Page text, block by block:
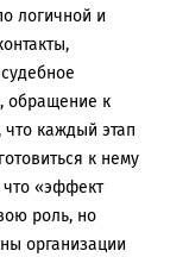
логичной и
обращение к
что каждый этап
к нему
«эффект
роль, но
организации